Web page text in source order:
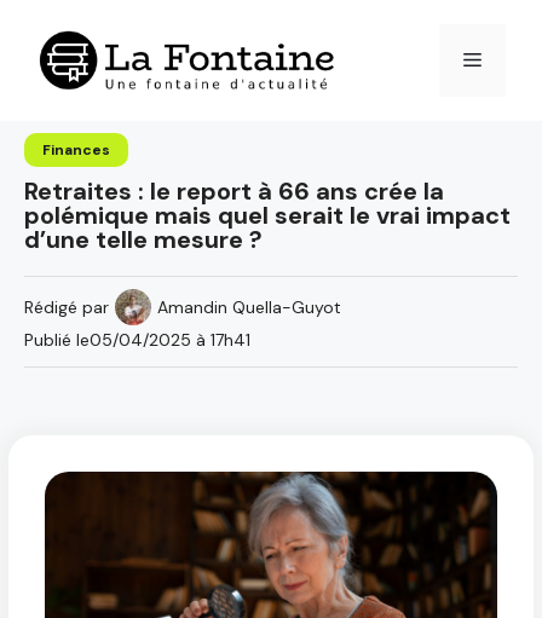
contenu
Menu
Finances
Retraites : le report à 66 ans crée la
polémique mais quel serait le vrai impact
d’une telle mesure ?
Rédigé par
Amandin Quella-Guyot
Publié le05/04/2025 à 17h41